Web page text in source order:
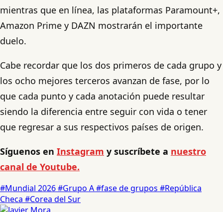
mientras que en línea, las plataformas Paramount+,
Amazon Prime y DAZN mostrarán el importante
duelo.
Cabe recordar que los dos primeros de cada grupo y
los ocho mejores terceros avanzan de fase, por lo
que cada punto y cada anotación puede resultar
siendo la diferencia entre seguir con vida o tener
que regresar a sus respectivos países de origen.
Síguenos en Instagram y suscríbete a nuestro
canal de Youtube.
#Mundial 2026#Grupo A#fase de grupos #República
Checa #Corea del Sur